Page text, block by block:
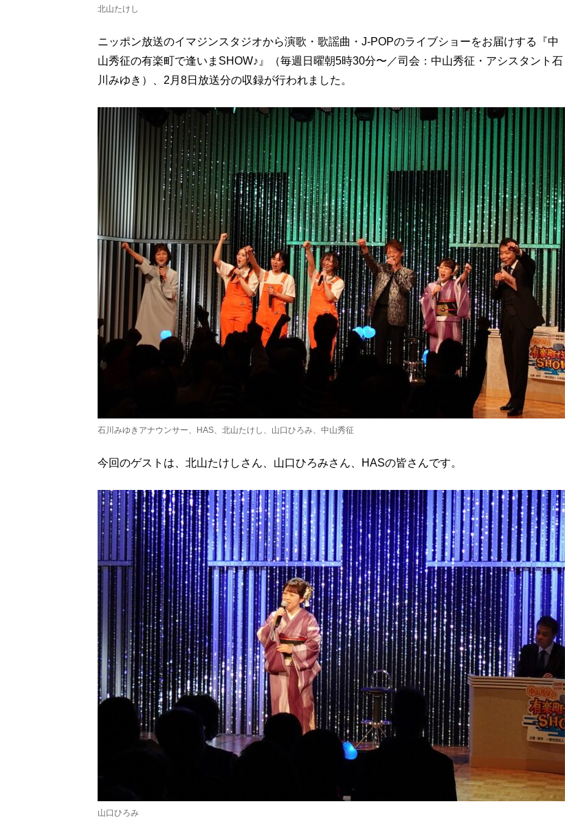
北山たけし
ニッポン放送のイマジンスタジオから演歌・歌謡曲・J-POPのライブショーをお届けする『中
山秀征の有楽町で逢いまSHOW♪』（毎週日曜朝5時30分〜／司会：中山秀征・アシスタント石
川みゆき）、2月8日放送分の収録が行われました。
石川みゆきアナウンサー、HAS、北山たけし、山口ひろみ、中山秀征
今回のゲストは、北山たけしさん、山口ひろみさん、HASの皆さんです。
山口ひろみ